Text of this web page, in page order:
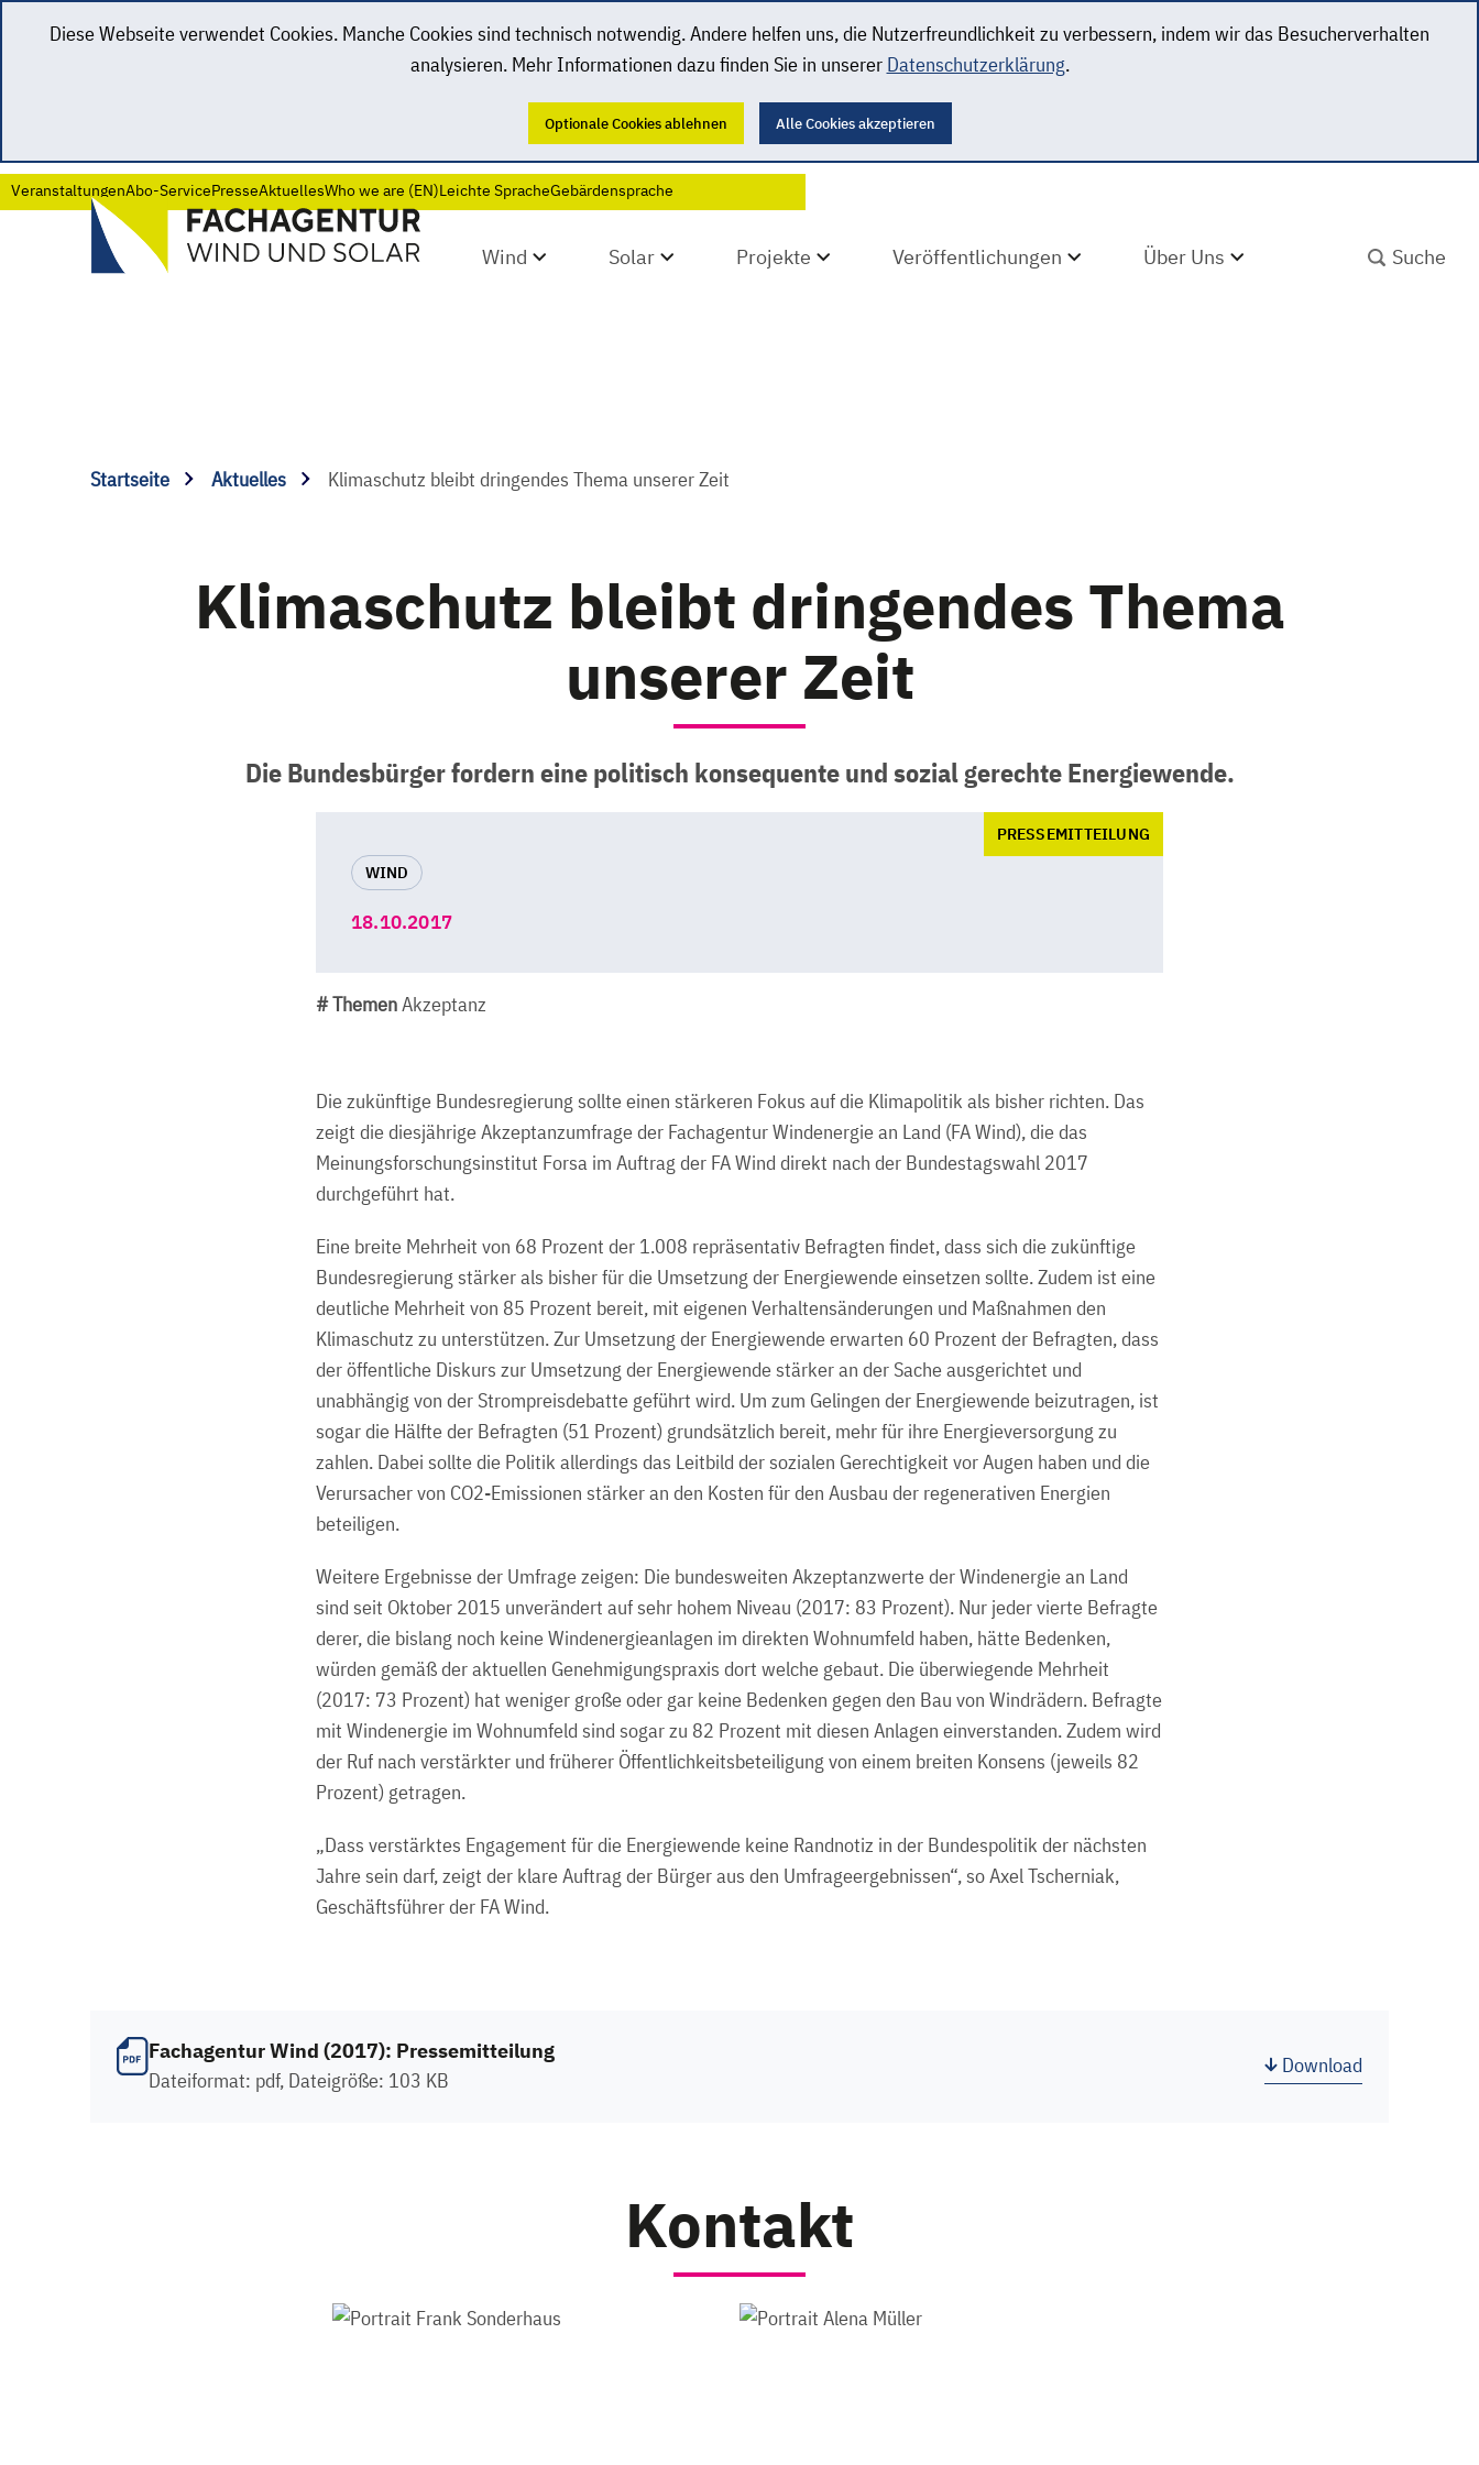
Diese Webseite verwendet Cookies. Manche Cookies sind technisch notwendig. Andere helfen uns, die Nutzerfreundlichkeit zu verbessern, indem wir das Besucherverhalten
analysieren. Mehr Informationen dazu finden Sie in unserer Datenschutzerklärung.
Optionale Cookies ablehnen Alle Cookies akzeptieren
VeranstaltungenAbo-ServicePresseAktuellesWho we are (EN)Leichte SpracheGebärdensprache
Wind Solar Projekte Veröffentlichungen Über Uns
Startseite Aktuelles Klimaschutz bleibt dringendes Thema unserer Zeit
Klimaschutz bleibt dringendes Thema
unserer Zeit
Die Bundesbürger fordern eine politisch konsequente und sozial gerechte Energiewende.
WIND
PRESSEMITTEILUNG
18.10.2017
# ThemenAkzeptanz
Die zukünftige Bundesregierung sollte einen stärkeren Fokus auf die Klimapolitik als bisher richten. Das
zeigt die diesjährige Akzeptanzumfrage der Fachagentur Windenergie an Land (FA Wind), die das
Meinungsforschungsinstitut Forsa im Auftrag der FA Wind direkt nach der Bundestagswahl 2017
durchgeführt hat.
Eine breite Mehrheit von 68 Prozent der 1.008 repräsentativ Befragten findet, dass sich die zukünftige
Bundesregierung stärker als bisher für die Umsetzung der Energiewende einsetzen sollte. Zudem ist eine
deutliche Mehrheit von 85 Prozent bereit, mit eigenen Verhaltensänderungen und Maßnahmen den
Klimaschutz zu unterstützen. Zur Umsetzung der Energiewende erwarten 60 Prozent der Befragten, dass
der öffentliche Diskurs zur Umsetzung der Energiewende stärker an der Sache ausgerichtet und
unabhängig von der Strompreisdebatte geführt wird. Um zum Gelingen der Energiewende beizutragen, ist
sogar die Hälfte der Befragten (51 Prozent) grundsätzlich bereit, mehr für ihre Energieversorgung zu
zahlen. Dabei sollte die Politik allerdings das Leitbild der sozialen Gerechtigkeit vor Augen haben und die
Verursacher von CO2-Emissionen stärker an den Kosten für den Ausbau der regenerativen Energien
beteiligen.
Weitere Ergebnisse der Umfrage zeigen: Die bundesweiten Akzeptanzwerte der Windenergie an Land
sind seit Oktober 2015 unverändert auf sehr hohem Niveau (2017: 83 Prozent). Nur jeder vierte Befragte
derer, die bislang noch keine Windenergieanlagen im direkten Wohnumfeld haben, hätte Bedenken,
würden gemäß der aktuellen Genehmigungspraxis dort welche gebaut. Die überwiegende Mehrheit
(2017: 73 Prozent) hat weniger große oder gar keine Bedenken gegen den Bau von Windrädern. Befragte
mit Windenergie im Wohnumfeld sind sogar zu 82 Prozent mit diesen Anlagen einverstanden. Zudem wird
der Ruf nach verstärkter und früherer Öffentlichkeitsbeteiligung von einem breiten Konsens (jeweils 82
Prozent) getragen.
„Dass verstärktes Engagement für die Energiewende keine Randnotiz in der Bundespolitik der nächsten
Jahre sein darf, zeigt der klare Auftrag der Bürger aus den Umfrageergebnissen“, so Axel Tscherniak,
Geschäftsführer der FA Wind.
Fachagentur Wind (2017): Pressemitteilung
Dateiformat: pdf, Dateigröße: 103 KB
Download
Kontakt